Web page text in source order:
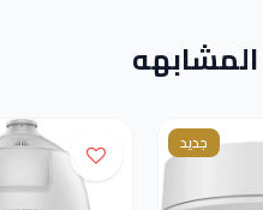
جديد